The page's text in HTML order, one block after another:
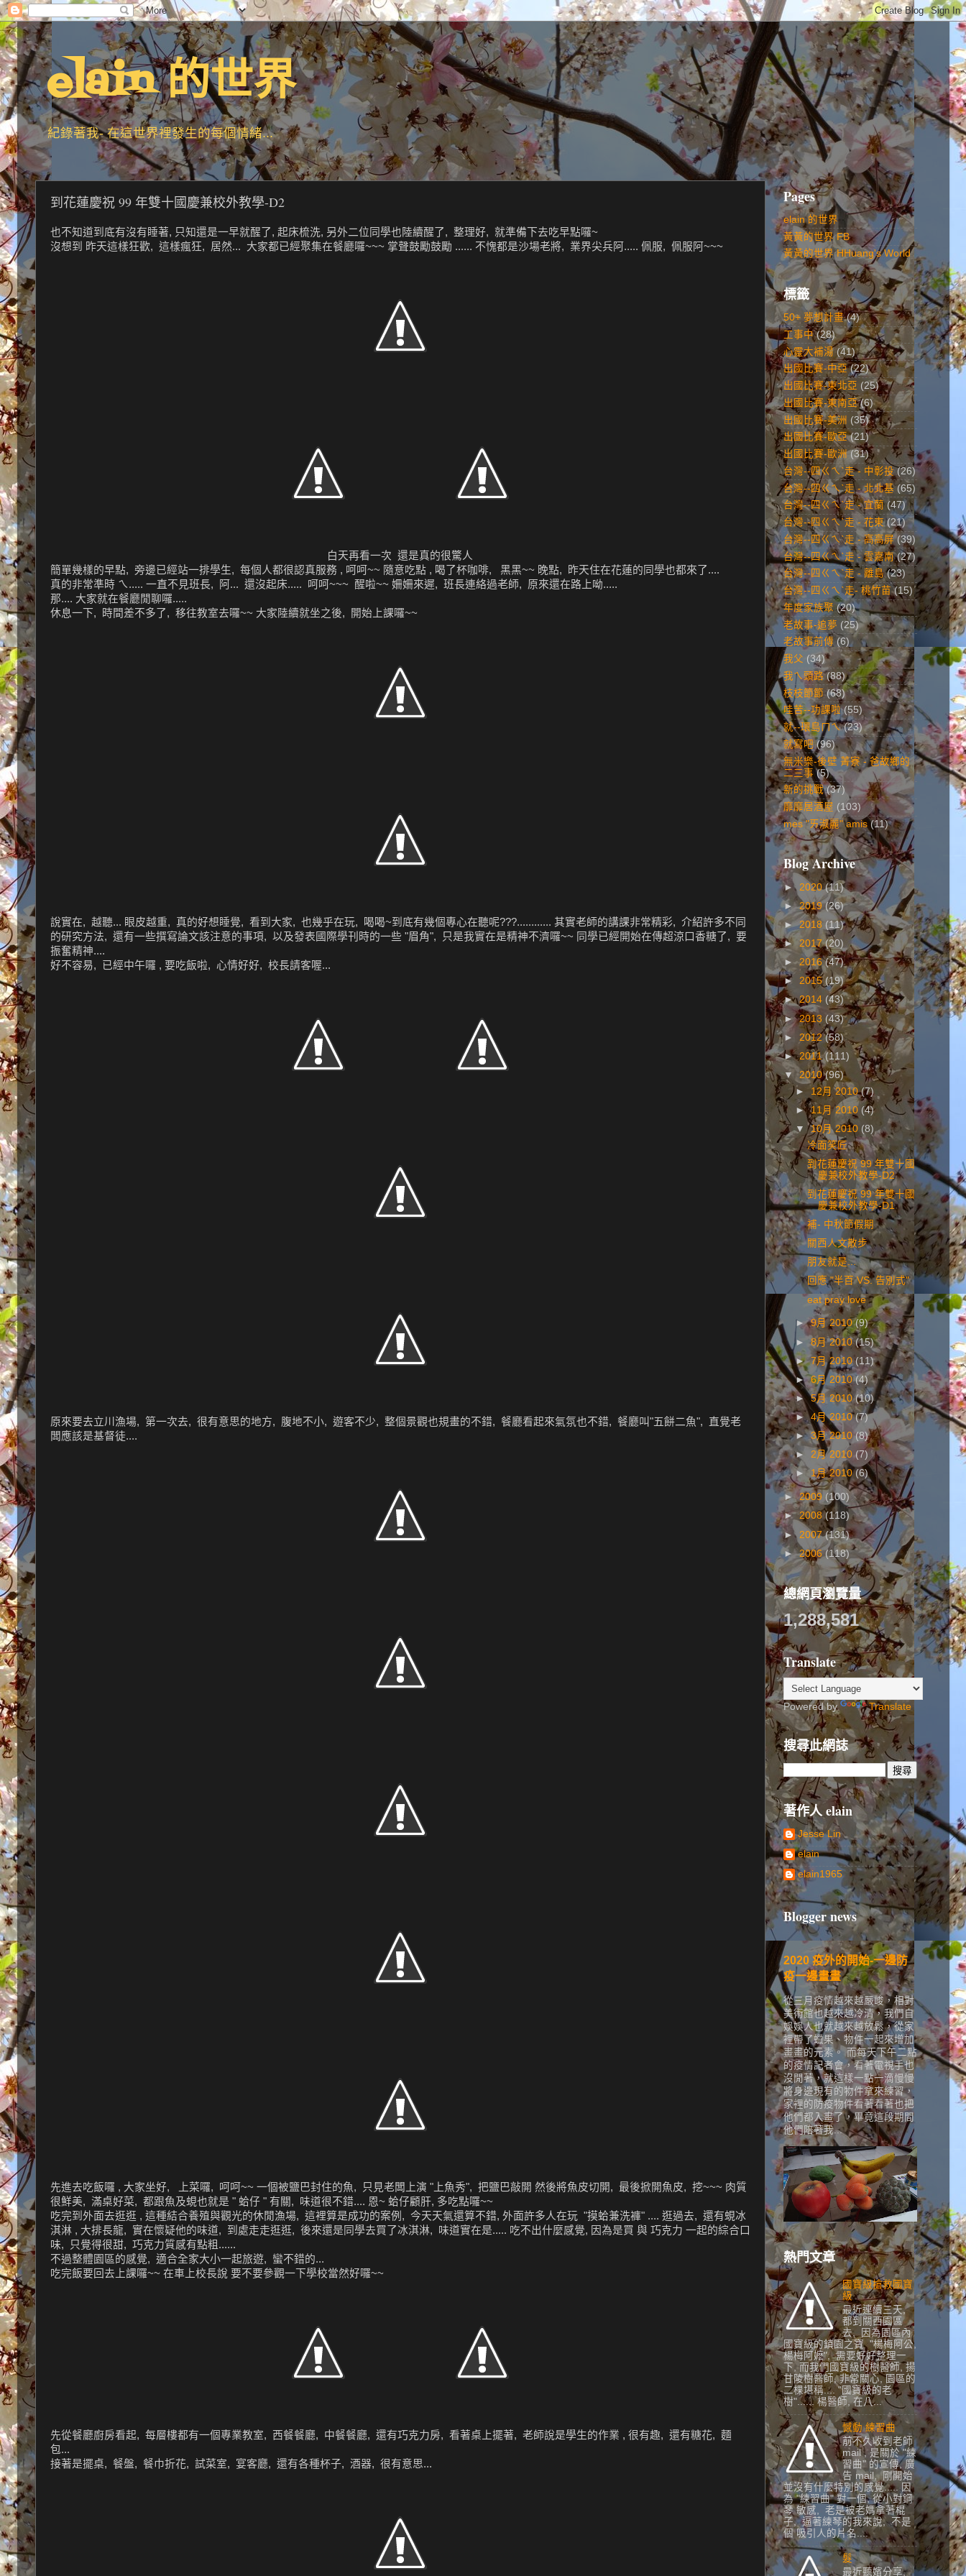
elain 的世界
紀錄著我- 在這世界裡發生的每個情緒...
到花蓮慶祝 99 年雙十國慶兼校外教學-D2
也不知道到底有沒有睡著, 只知還是一早就醒了, 起床梳洗, 另外二位同學也陸續醒了, 整理好, 就準備下去吃早點囉~
沒想到 昨天這樣狂歡, 這樣瘋狂, 居然... 大家都已經聚集在餐廳囉~~~ 掌聲鼓勵鼓勵 ...... 不愧都是沙場老將, 業界尖兵阿..... 佩服, 佩服阿~~~
白天再看一次 還是真的很驚人
簡單幾樣的早點, 旁邊已經站一排學生, 每個人都很認真服務 , 呵呵~~ 隨意吃點 , 喝了杯咖啡, 黑黑~~ 晚點, 昨天住在花蓮的同學也都來了....
真的非常準時 ㄟ..... 一直不見班長, 阿... 還沒起床..... 呵呵~~~ 醒啦~~ 姍姍來遲, 班長連絡過老師, 原來還在路上呦.....
那.... 大家就在餐廳閒聊囉.....
休息一下, 時間差不多了, 移往教室去囉~~ 大家陸續就坐之後, 開始上課囉~~
說實在, 越聽... 眼皮越重, 真的好想睡覺, 看到大家, 也幾乎在玩, 喝喝~到底有幾個專心在聽呢???............ 其實老師的講課非常精彩, 介紹許多不同
的研究方法, 還有一些撰寫論文該注意的事項, 以及發表國際學刊時的一些 "眉角", 只是我實在是精神不濟囉~~ 同學已經開始在傳超涼口香糖了, 要
振奮精神....
好不容易, 已經中午囉 , 要吃飯啦, 心情好好, 校長請客喔...
原來要去立川漁場, 第一次去, 很有意思的地方, 腹地不小, 遊客不少, 整個景觀也規畫的不錯, 餐廳看起來氣氛也不錯, 餐廳叫"五餅二魚", 直覺老
闆應該是基督徒....
先進去吃飯囉 , 大家坐好, 上菜囉, 呵呵~~ 一個被鹽巴封住的魚, 只見老闆上演 "上魚秀", 把鹽巴敲開 然後將魚皮切開, 最後掀開魚皮, 挖~~~ 肉質
很鮮美, 滿桌好菜, 都跟魚及蜆也就是 " 蛤仔 " 有關, 味道很不錯.... 恩~ 蛤仔顧肝, 多吃點囉~~
吃完到外面去逛逛 , 這種結合養殖與觀光的休閒漁場, 這裡算是成功的案例, 今天天氣還算不錯, 外面許多人在玩 "摸蛤兼洗褲" .... 逛過去, 還有蜆冰
淇淋 , 大排長龍, 實在懷疑他的味道, 到處走走逛逛, 後來還是同學去買了冰淇淋, 味道實在是..... 吃不出什麼感覺, 因為是買 與 巧克力 一起的綜合口
味, 只覺得很甜, 巧克力質感有點粗......
不過整體園區的感覺, 適合全家大小一起旅遊, 蠻不錯的...
吃完飯要回去上課囉~~ 在車上校長說 要不要參觀一下學校當然好囉~~
先從餐廳廚房看起, 每層樓都有一個專業教室, 西餐餐廳, 中餐餐廳, 還有巧克力房, 看著桌上擺著, 老師說是學生的作業 , 很有趣, 還有糖花, 麵
包...
接著是擺桌, 餐盤, 餐巾折花, 試菜室, 宴客廳, 還有各種杯子, 酒器, 很有意思...
Pages
elain 的世界
黃黃的世界 FB
黃黃的世界 HHuang's World
標籤
50+ 夢想計畫 (4)
工事中 (28)
心靈大補湯 (41)
出國比賽-中亞 (22)
出國比賽-東北亞 (25)
出國比賽-東南亞 (6)
出國比賽-美洲 (35)
出國比賽-歐亞 (21)
出國比賽-歐洲 (31)
台灣--四ㄍㄟˋ走 - 中彰投 (26)
台灣--四ㄍㄟˋ走 - 北北基 (65)
台灣--四ㄍㄟˋ走 - 宜蘭 (47)
台灣--四ㄍㄟˋ走 - 花東 (21)
台灣--四ㄍㄟˋ走 - 高高屏 (39)
台灣--四ㄍㄟˋ走 - 雲嘉南 (27)
台灣--四ㄍㄟˋ走 - 離島 (23)
台灣--四ㄍㄟˋ走- 桃竹苗 (15)
年度家族聚 (20)
老故事-追夢 (25)
老故事前傳 (6)
我父 (34)
我ㄟ頭路 (88)
枝枝節節 (68)
哇苦--功課啦 (55)
就--環島ㄇㄟ (23)
就寫吧 (96)
無米樂-後壁 菁寮 - 爸故鄉的
二三事 (5)
新的挑戰 (37)
靡靡居酒屋 (103)
mes "ㄞ淑麗" amis (11)
Blog Archive
► 2020(11)
►2019(26)
►2018 (11)
►2017(20)
►2016(47)
► 2015(19)
►2014 (43)
►2013 (43)
► 2012(58)
►2011(111)
▼ 2010(96)
► 12月 2010(7)
►11月 2010 (4)
▼10月 2010 (8)
冷面笑匠
到花蓮慶祝 99 年雙十國
慶兼校外教學-D2
到花蓮慶祝 99 年雙十國
慶兼校外教學-D1
補- 中秋節假期
關西人文散步
朋友就是...
回應 "半百 VS. 告別式"
eat pray love
►9月 2010(9)
►8月 2010(15)
►7月 2010(11)
►6月 2010(4)
►5月 2010(10)
►4月 2010(7)
►3月 2010(8)
► 2月 2010 (7)
► 1月 2010(6)
►2009 (100)
►2008(118)
► 2007(131)
►2006(118)
總網頁瀏覽量
1,288,581
Translate
Powered by Translate
搜尋此網誌
著作人 elain
Jesse Lin
elain
elain1965
Blogger news
2020 疫外的開始-一邊防
疫一邊畫畫
從三月疫情越來越嚴峻，相對
美術館也越來越冷清，我們自
娛娛人也就越來越放鬆，從家
裡帶了蠟果、物件一起來增加
畫畫的元素。 而每天下午二點
的疫情記者會，看著電視手也
沒閒著，就這樣一點一滴慢慢
將身邊現有的物件拿來練習，
家裡的防疫物件看著看著也把
他們都入畫了，畢竟這段期間
他們陪著我...
熱門文章
國寶級搶救國寶
級
最近連續三天,
都到關西園區
去, 因為園區內
國寶級的鎮園之寶 "楊梅阿公,
楊梅阿嬷", 需要好好整理一
下, 而我們國寶級的樹醫師, 揚
甘陵樹醫師, 非常關心, 園區的
二棵堪稱.... "國寶級的老
樹"...... 楊醫師, 在八...
憾動 練習曲
前不久收到老師
mail , 是關於 "練
習曲" 的宣傳, 廣
告 mail, 剛開始
並沒有什麼特別的感覺..... 因
為 "練習曲" 對一個, 從小對鋼
琴 敏感, 老是被老媽拿著棍
子, 逼著練琴的我來說, 不是
個 吸引人的片名....
髮
最近聽嬪分享,